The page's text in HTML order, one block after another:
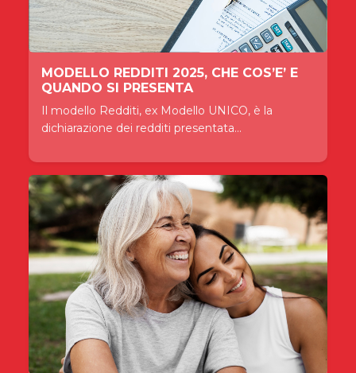
MODELLO REDDITI 2025, CHE COS’E’ E
QUANDO SI PRESENTA
Il modello Redditi, ex Modello UNICO, è la
dichiarazione dei redditi presentata...